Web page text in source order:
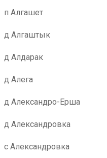
п Алгашет
д Алгаштык
д Алдарак
д Алега
д Александро-Ерша
д Александровка
с Александровка